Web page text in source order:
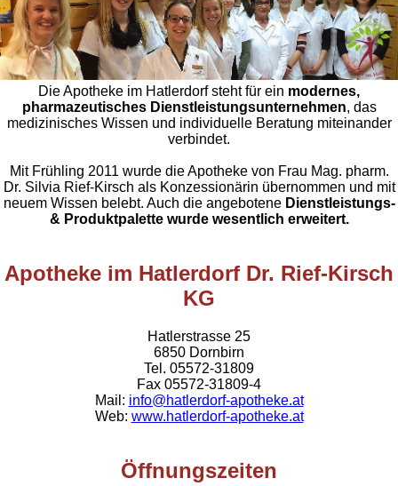
Die Apotheke im Hatlerdorf steht für ein modernes,
pharmazeutisches Dienstleistungsunternehmen, das
medizinisches Wissen und individuelle Beratung miteinander
verbindet.
Mit Frühling 2011 wurde die Apotheke von Frau Mag. pharm.
Dr. Silvia Rief-Kirsch als Konzessionärin übernommen und mit
neuem Wissen belebt. Auch die angeboteneDienstleistungs-
& Produktpalette wurde wesentlich erweitert.
Apotheke im Hatlerdorf Dr. Rief-Kirsch
KG
Hatlerstrasse 25
6850 Dornbirn
Tel. 05572-31809
Fax 05572-31809-4
Mail: info@hatlerdorf-apotheke.at
Web: www.hatlerdorf-apotheke.at
Öffnungszeiten